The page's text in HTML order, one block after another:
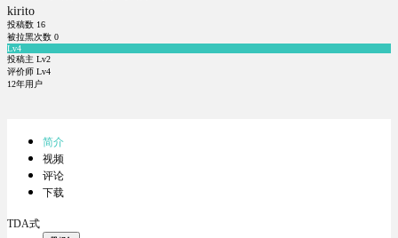
kirito
投稿数 16
被拉黑次数 0
Lv4
投稿主 Lv2
评价师 Lv4
12年用户
简介
视频
评论
下载
TDA式